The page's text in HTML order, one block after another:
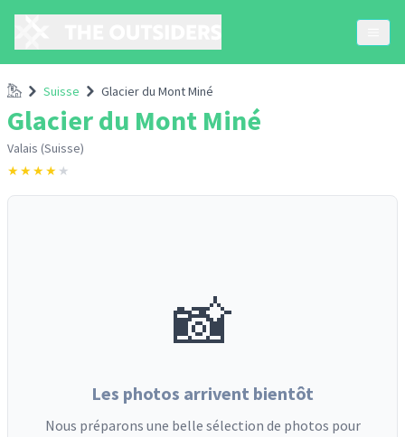
Accueil
Suisse Glacier du Mont Miné
Glacier du Mont Miné
Valais (Suisse)
★★★★ ★
📸
Les photos arrivent bientôt
Nous préparons une belle sélection de photos pour